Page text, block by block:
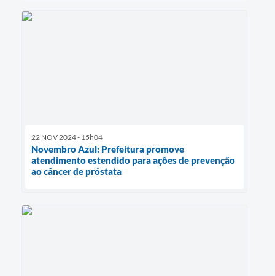
22 NOV 2024 - 15h04
Novembro Azul: Prefeitura promove
atendimento estendido para ações de prevenção
ao câncer de próstata